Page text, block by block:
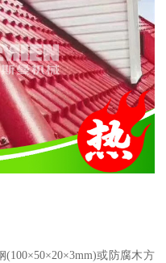
或防腐木方